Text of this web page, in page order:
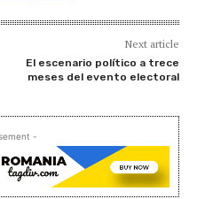
Next article
El escenario político a trece
meses del evento electoral
-